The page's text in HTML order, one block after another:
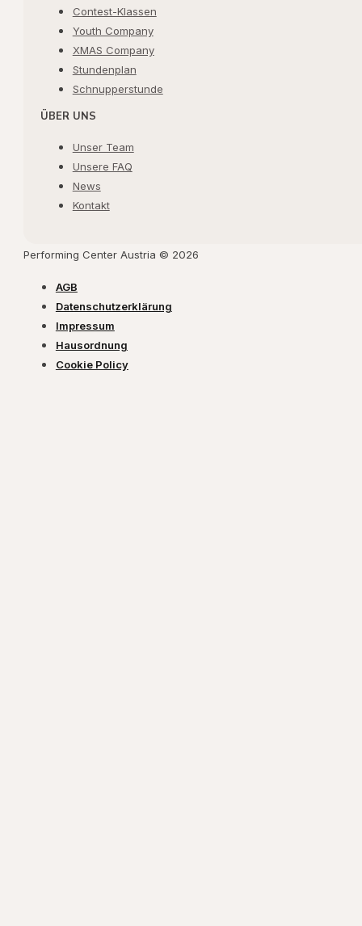
Contest-Klassen
Youth Company
XMAS Company
Stundenplan
Schnupperstunde
ÜBER UNS
Unser Team
Unsere FAQ
News
Kontakt
Performing Center Austria © 2026
AGB
Datenschutzerklärung
Impressum
Hausordnung
Cookie Policy